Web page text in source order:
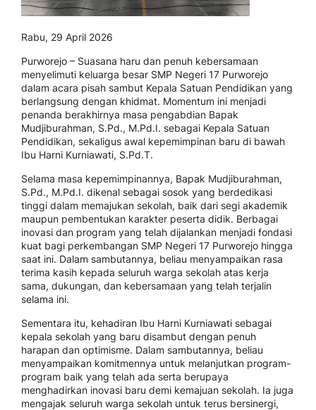
Rabu, 29 April 2026
Purworejo – Suasana haru dan penuh kebersamaan
menyelimuti keluarga besar SMP Negeri 17 Purworejo
dalam acara pisah sambut Kepala Satuan Pendidikan yang
berlangsung dengan khidmat. Momentum ini menjadi
penanda berakhirnya masa pengabdian Bapak
Mudjiburahman, S.Pd., M.Pd.I. sebagai Kepala Satuan
Pendidikan, sekaligus awal kepemimpinan baru di bawah
Ibu Harni Kurniawati, S.Pd.T.
Selama masa kepemimpinannya, Bapak Mudjiburahman,
S.Pd., M.Pd.I. dikenal sebagai sosok yang berdedikasi
tinggi dalam memajukan sekolah, baik dari segi akademik
maupun pembentukan karakter peserta didik. Berbagai
inovasi dan program yang telah dijalankan menjadi fondasi
kuat bagi perkembangan SMP Negeri 17 Purworejo hingga
saat ini. Dalam sambutannya, beliau menyampaikan rasa
terima kasih kepada seluruh warga sekolah atas kerja
sama, dukungan, dan kebersamaan yang telah terjalin
selama ini.
Sementara itu, kehadiran Ibu Harni Kurniawati sebagai
kepala sekolah yang baru disambut dengan penuh
harapan dan optimisme. Dalam sambutannya, beliau
menyampaikan komitmennya untuk melanjutkan program-
program baik yang telah ada serta berupaya
menghadirkan inovasi baru demi kemajuan sekolah. Ia juga
mengajak seluruh warga sekolah untuk terus bersinergi,